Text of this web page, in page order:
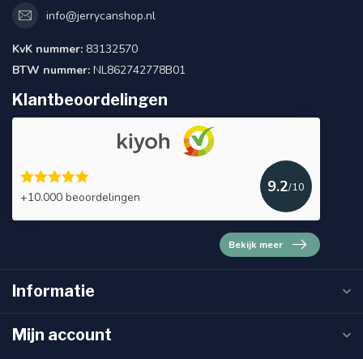
info@jerrycanshop.nl
KvK nummer: 83132570
BTW nummer: NL862742778B01
Klantbeoordelingen
+10.000 beoordelingen
9.2/10
Bekijk meer
Informatie
Mijn account